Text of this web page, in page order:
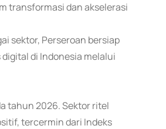
transformasi dan akselerasi
sektor, Perseroan bersiap
di Indonesia melalui
tahun 2026. Sektor ritel
tercermin dari Indeks